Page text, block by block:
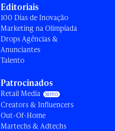
Editoriais
100 Dias de Inovação
Marketing na Olimpíada
Drops Agências &
Anunciantes
Talento
Patrocinados
Retail Media
Creators & Influencers
Out-Of-Home
Martechs & Adtechs